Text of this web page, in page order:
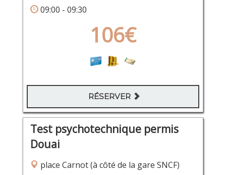
09:00 - 09:30
106€
RÉSERVER
Test psychotechnique permis
Douai
place Carnot (à côté de la gare SNCF)